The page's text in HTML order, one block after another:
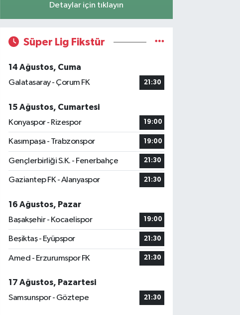
Detaylar için tıklayın
Süper Lig Fikstür
14 Ağustos, Cuma
Galatasaray - Çorum FK
21:30
15 Ağustos, Cumartesi
Konyaspor - Rizespor
19:00
Kasımpaşa - Trabzonspor 19:00
Gençlerbirliği S.K. - Fenerbahçe 21:30
Gaziantep FK - Alanyaspor 21:30
16 Ağustos, Pazar
Başakşehir - Kocaelispor
19:00
Beşiktaş - Eyüpspor 21:30
Amed - Erzurumspor FK 21:30
17 Ağustos, Pazartesi
Samsunspor - Göztepe
21:30